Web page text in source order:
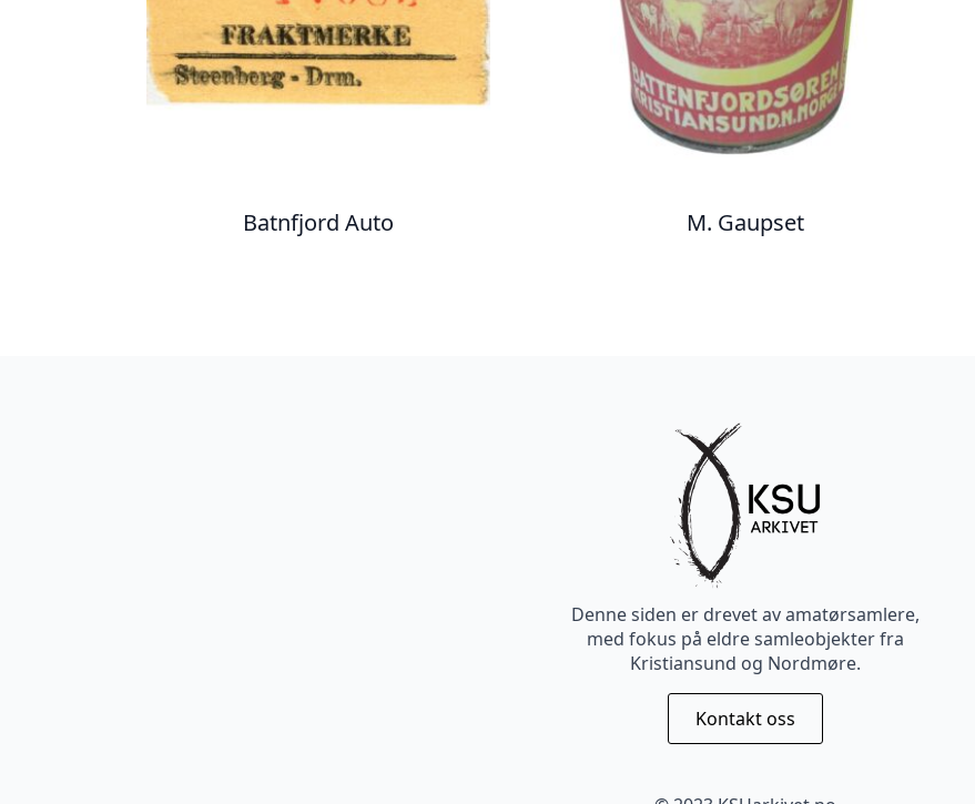
Batnfjord Auto M. Gaupset
Denne siden er drevet av amatørsamlere,
med fokus på eldre samleobjekter fra
Kristiansund og Nordmøre.
Kontakt oss